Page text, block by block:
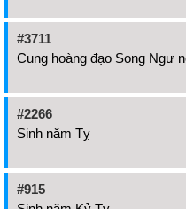
#3711
Cung hoàng đạo Song Ngư
#2266
Sinh năm Tỵ
#915